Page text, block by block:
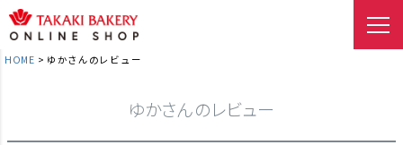
HOME ゆかさんのレビュー
ゆかさんのレビュー